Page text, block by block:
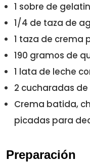
1 sobre de
1/4 de taza de
1 taza de crema
190 gramos de
1 lata de leche
2 cucharadas
Crema batida,
picadas para
Preparación